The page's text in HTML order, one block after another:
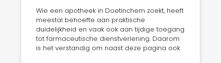
Wie een apotheek in Doetinchem zoekt, heeft
meestal behoefte aan praktische
duidelijkheid en vaak ook aan tijdige toegang
tot farmaceutische dienstverlening. Daarom
is het verstandig om naast deze pagina ook